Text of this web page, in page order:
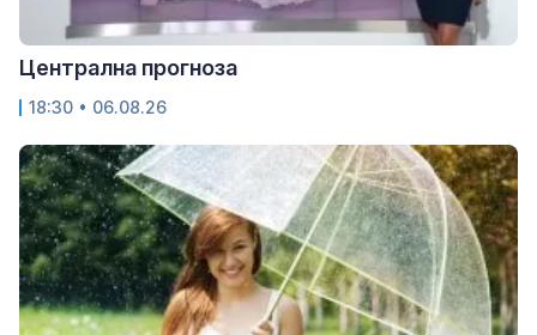
Централна прогноза
18:30 • 06.08.26